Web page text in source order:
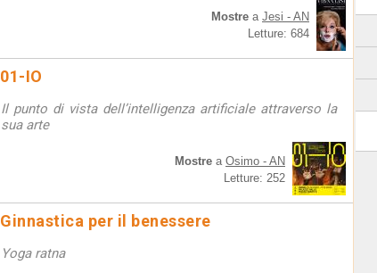
Mostre a Jesi - AN
Letture: 684
01-IO
Il punto di vista dell’intelligenza artificiale attraverso la
sua arte
Mostre a Osimo - AN
Letture: 252
Ginnastica per il benessere
Yoga ratna